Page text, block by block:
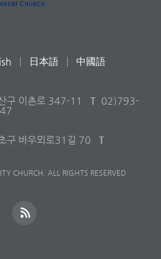
日本語 中國語
구 이촌로 347-11
T 02)793-
구 바우뫼로31길 70
T
CHURCH. ALL RIGHTS RESERVED